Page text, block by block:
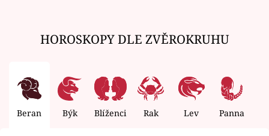
HOROSKOPY DLE ZVĚROKRUHU
Beran Býk Blíženci Rak Lev Panna